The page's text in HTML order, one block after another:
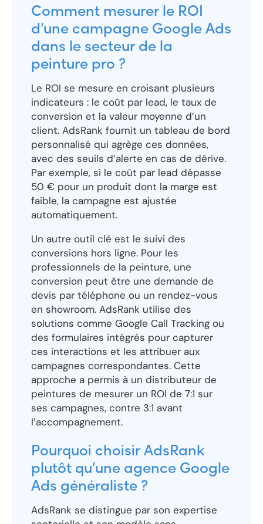
Comment mesurer le ROI
d’une campagne Google Ads
dans le secteur de la
peinture pro ?
Le ROI se mesure en croisant plusieurs
indicateurs : le coût par lead, le taux de
conversion et la valeur moyenne d’un
client. AdsRank fournit un tableau de bord
personnalisé qui agrège ces données,
avec des seuils d’alerte en cas de dérive.
Par exemple, si le coût par lead dépasse
50 € pour un produit dont la marge est
faible, la campagne est ajustée
automatiquement.
Un autre outil clé est le suivi des
conversions hors ligne. Pour les
professionnels de la peinture, une
conversion peut être une demande de
devis par téléphone ou un rendez-vous
en showroom. AdsRank utilise des
solutions comme Google Call Tracking ou
des formulaires intégrés pour capturer
ces interactions et les attribuer aux
campagnes correspondantes. Cette
approche a permis à un distributeur de
peintures de mesurer un ROI de 7:1 sur
ses campagnes, contre 3:1 avant
l’accompagnement.
Pourquoi choisir AdsRank
plutôt qu’une agence Google
Ads généraliste ?
AdsRank se distingue par son expertise